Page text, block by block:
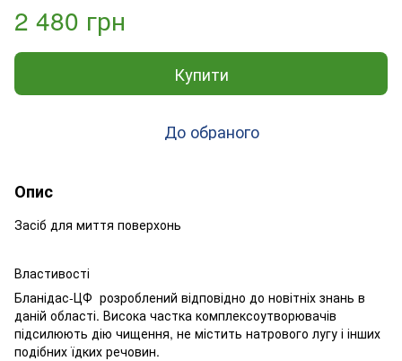
2 480 грн
Купити
До обраного
Опис
Засіб для миття поверхонь
Властивості
Бланідас-ЦФ розроблений відповідно до новітніх знань в
даній області. Висока частка комплексоутворювачів
підсилюють дію чищення, не містить натрового лугу і інших
подібних їдких речовин.